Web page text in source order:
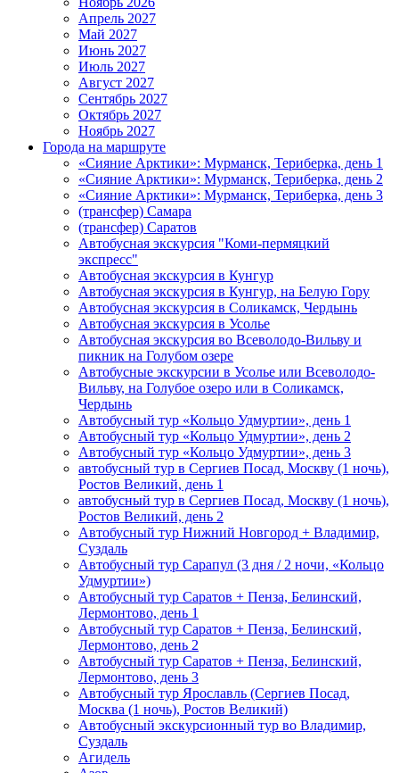
Апрель 2027
Май 2027
Июнь 2027
Июль 2027
Август 2027
Сентябрь 2027
Октябрь 2027
Ноябрь 2027
Города на маршруте
«Сияние Арктики»: Мурманск, Териберка, день 1
«Сияние Арктики»: Мурманск, Териберка, день 2
«Сияние Арктики»: Мурманск, Териберка, день 3
(трансфер) Самара
(трансфер) Саратов
Автобусная экскурсия "Коми-пермяцкий
экспресс"
Автобусная экскурсия в Кунгур
Автобусная экскурсия в Кунгур, на Белую Гору
Автобусная экскурсия в Соликамск, Чердынь
Автобусная экскурсия в Усолье
Автобусная экскурсия во Всеволодо-Вильву и
пикник на Голубом озере
Автобусные экскурсии в Усолье или Всеволодо-
Вильву, на Голубое озеро или в Соликамск,
Чердынь
Автобусный тур «Кольцо Удмуртии», день 1
Автобусный тур «Кольцо Удмуртии», день 2
Автобусный тур «Кольцо Удмуртии», день 3
автобусный тур в Сергиев Посад, Москву (1 ночь),
Ростов Великий, день 1
автобусный тур в Сергиев Посад, Москву (1 ночь),
Ростов Великий, день 2
Автобусный тур Нижний Новгород + Владимир,
Суздаль
Автобусный тур Сарапул (3 дня / 2 ночи, «Кольцо
Удмуртии»)
Автобусный тур Саратов + Пенза, Белинский,
Лермонтово, день 1
Автобусный тур Саратов + Пенза, Белинский,
Лермонтово, день 2
Автобусный тур Саратов + Пенза, Белинский,
Лермонтово, день 3
Автобусный тур Ярославль (Сергиев Посад,
Москва (1 ночь), Ростов Великий)
Автобусный экскурсионный тур во Владимир,
Суздаль
Агидель